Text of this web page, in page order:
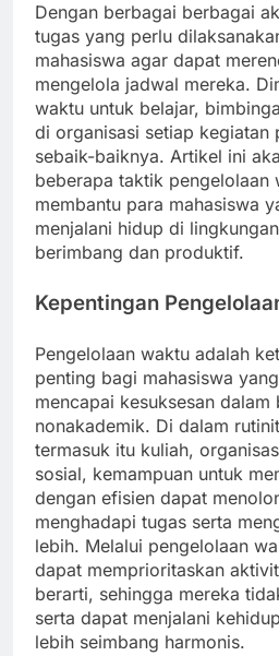
Dengan berbagai berbagai
tugas yang perlu
mahasiswa agar dapat
mengelola jadwal mereka.
waktu untuk belajar,
di organisasi setiap kegiatan
sebaik-baiknya. Artikel ini
beberapa taktik pengelolaan
membantu para mahasiswa
menjalani hidup di
berimbang dan produktif.
Kepentingan
Pengelolaan waktu adalah
penting bagi mahasiswa
mencapai kesuksesan
nonakademik. Di dalam
termasuk itu kuliah,
sosial, kemampuan untuk
dengan efisien dapat
menghadapi tugas serta
lebih. Melalui pengelolaan
dapat memprioritaskan
berarti, sehingga mereka
serta dapat menjalani
lebih seimbang harmonis.